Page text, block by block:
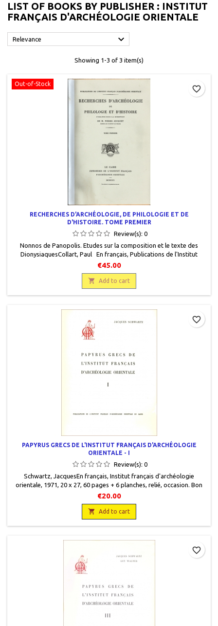
LIST OF BOOKS BY PUBLISHER : INSTITUT
FRANÇAIS D'ARCHÉOLOGIE ORIENTALE
Relevance 
Showing 1-3 of 3 item(s)
Out-of-Stock
RECHERCHES D'ARCHÉOLOGIE, DE PHILOLOGIE ET DE
D'HISTOIRE. TOME PREMIER
Review(s): 0
Nonnos de Panopolis. Etudes sur la composition et le texte des
Dionysiaques Collart, Paul En français, Publications de l'Institut
français d'Archéologie orientale, Le Caire - Imprimerie de l'Institut
français d'Archéologie orientale, 1930, 16,5 x 25, V + 298 pages,
broché, occasion. Couverture abîmée et détachée, non coupé.
€45.00
 Add to cart
favorite_border
PAPYRUS GRECS DE L'INSTITUT FRANÇAIS D'ARCHÉOLOGIE
ORIENTALE - I
Review(s): 0
Schwartz, JacquesEn français, Institut français d'archéologie
orientale, 1971, 20 x 27, 60 pages + 6 planches, relié, occasion. Bon
état.
€20.00
 Add to cart
favorite_border
favorite_border